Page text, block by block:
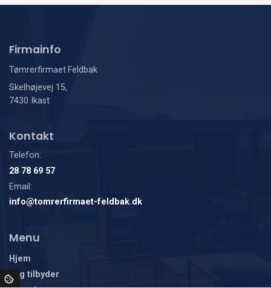
Firmainfo
Tømrerfirmaet Feldbak
Skelhøjevej 15,
7430 Ikast
Kontakt
Telefon:
28 78 69 57
Email:
info@tomrerfirmaet-feldbak.dk
Menu
Hjem
Jeg tilbyder